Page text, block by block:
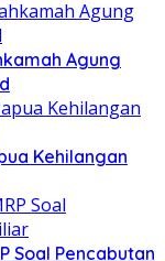
Agung
Kehilangan
Soal Pencabutan